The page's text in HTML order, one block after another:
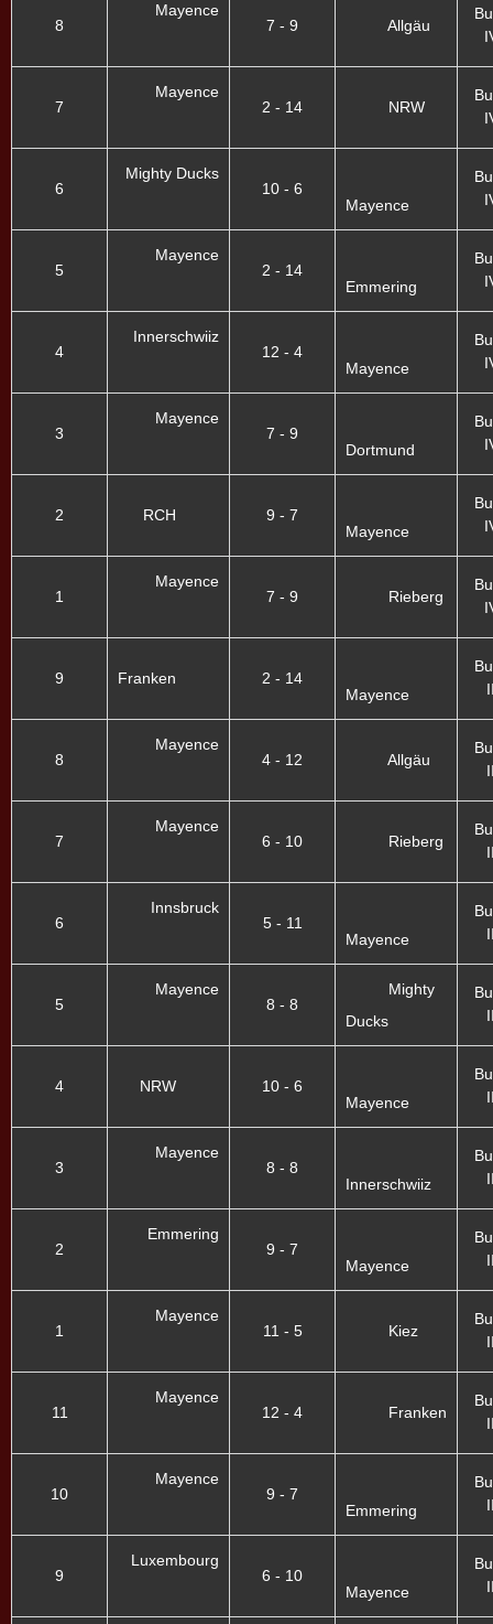
8
Mayence
7 - 9
Allgäu
7
Mayence
2 - 14
NRW
6
Mighty Ducks
10 - 6
Mayence
5
Mayence
2 - 14
Emmering
4
Innerschwiiz
12 - 4
Mayence
3
Mayence
7 - 9
Dortmund
2 RCH
9 - 7
Mayence
1
Mayence
7 - 9
Rieberg
9 Franken
2 - 14
Mayence
8
Mayence
4 - 12
Allgäu
7
Mayence
6 - 10
Rieberg
6
Innsbruck
5 - 11
Mayence
5
Mayence
8 - 8
Mighty
Ducks
4 NRW
10 - 6
Mayence
3
Mayence
8 - 8
Innerschwiiz
2
Emmering
9 - 7
Mayence
1
Mayence
11 - 5
Kiez
11
Mayence
12 - 4
Franken
10
Mayence
9 - 7
Emmering
9
Luxembourg
6 - 10
Mayence